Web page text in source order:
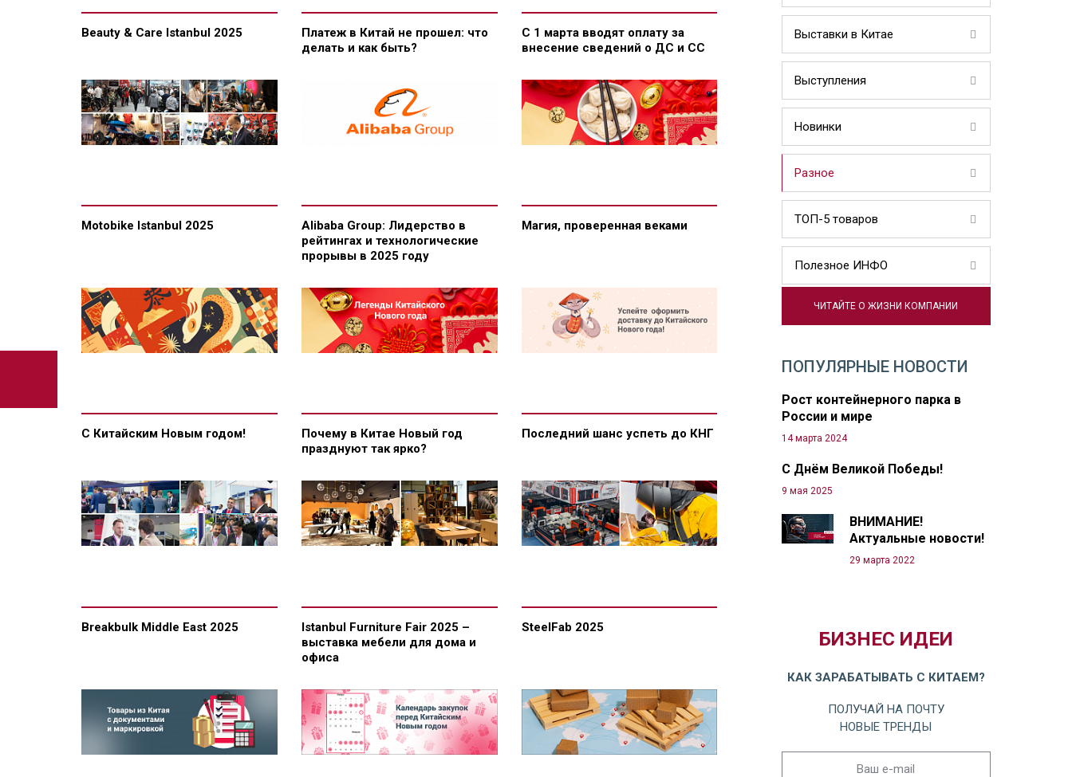
Beauty & Care Istanbul 2025
Платеж в Китай не прошел: что
делать и как быть?
С 1 марта вводят оплату за
внесение сведений о ДС и СС
Motobike Istanbul 2025
Alibaba Group: Лидерство в
рейтингах и технологические
прорывы в 2025 году
Магия, проверенная веками
С Китайским Новым годом!
Почему в Китае Новый год
празднуют так ярко?
Последний шанс успеть до КНГ
Breakbulk Middle East 2025
Istanbul Furniture Fair 2025 –
выставка мебели для дома и
офиса
SteelFab 2025
Выставки в Китае
Выступления
Новинки
Разное
ТОП-5 товаров
Полезное ИНФО
ЧИТАЙТЕ О ЖИЗНИ КОМПАНИИ
ПОПУЛЯРНЫЕ НОВОСТИ
Рост контейнерного парка в
России и мире
14 марта 2024
С Днём Великой Победы!
9 мая 2025
ВНИМАНИЕ!
Актуальные новости!
29 марта 2022
БИЗНЕС ИДЕИ
КАК ЗАРАБАТЫВАТЬ С КИТАЕМ?
ПОЛУЧАЙ НА ПОЧТУ
НОВЫЕ ТРЕНДЫ